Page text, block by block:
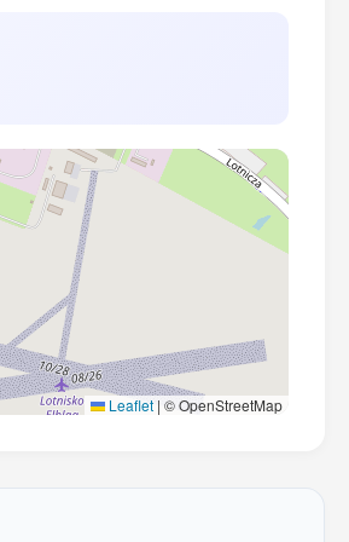
Leaflet | © OpenStreetMap